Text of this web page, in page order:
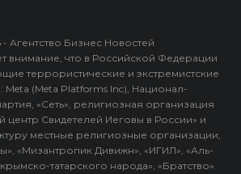
Агентство Бизнес Новостей
внимание, что в Российской Федерации
террористические и экстремистские
Meta (Meta Platforms Inc), Национал-
«Сеть», религиозная организация
центр Свидетелей Иеговы в России» и
местные религиозные организации,
«Мизантропик Дивижн», «ИГИЛ», «Аль-
татарского народа», «Братство»